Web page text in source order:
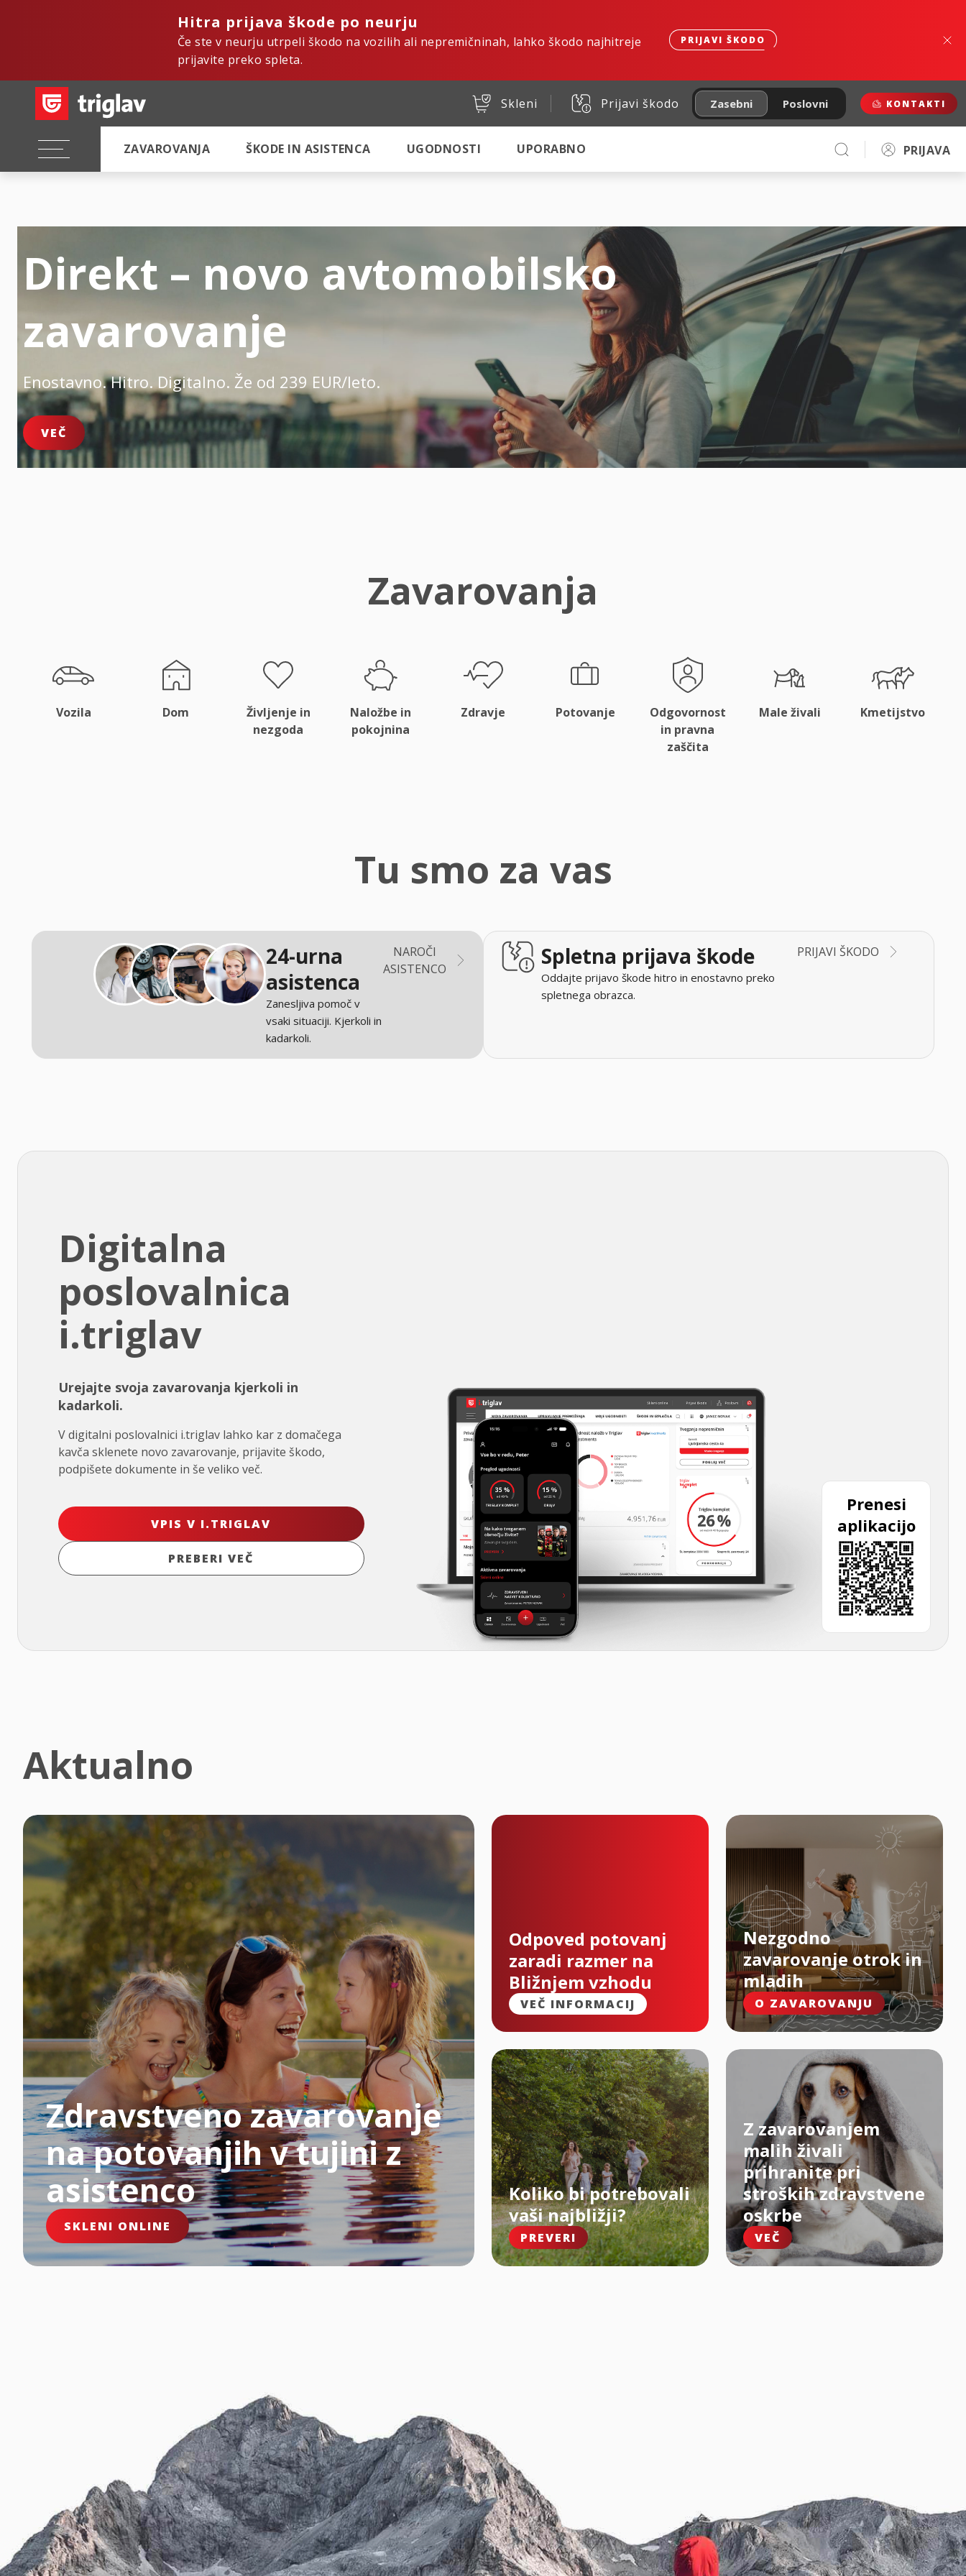
Hitra prijava škode po neurju
Če ste v neurju utrpeli škodo na vozilih ali nepremičninah, lahko škodo najhitreje
prijavite preko spleta.
PRIJAVI ŠKODO
Skleni Prijavi škodo Zasebni Poslovni KONTAKTI
ZAVAROVANJA ŠKODE IN ASISTENCA UGODNOSTI UPORABNO PRIJAVA
Direkt – novo avtomobilsko
zavarovanje
Enostavno. Hitro. Digitalno. Že od 239 EUR/leto.
VEČ
Zavarovanja
Vozila Dom
Življenje in
nezgoda
Naložbe in
pokojnina
Zdravje Potovanje
Odgovornost
in pravna
zaščita
Male živali Kmetijstvo
Tu smo za vas
24-urna
asistenca
Zanesljiva pomoč v
vsaki situaciji. Kjerkoli in
kadarkoli.
NAROČI
ASISTENCO
Spletna prijava škode
Oddajte prijavo škode hitro in enostavno preko
spletnega obrazca.
PRIJAVI ŠKODO
Digitalna
poslovalnica
i.triglav
Urejajte svoja zavarovanja kjerkoli in
kadarkoli.
V digitalni poslovalnici i.triglav lahko kar z domačega
kavča sklenete novo zavarovanje, prijavite škodo,
podpišete dokumente in še veliko več.
VPIS V I.TRIGLAV
PREBERI VEČ
Prenesi
aplikacijo
Aktualno
Zdravstveno zavarovanje
na potovanjih v tujini z
asistenco
SKLENI ONLINE
Odpoved potovanj
zaradi razmer na
Bližnjem vzhodu
VEČ INFORMACIJ
Nezgodno
zavarovanje otrok in
mladih
O ZAVAROVANJU
Koliko bi potrebovali
vaši najbližji?
PREVERI
Z zavarovanjem
malih živali
prihranite pri
stroških zdravstvene
oskrbe
VEČ